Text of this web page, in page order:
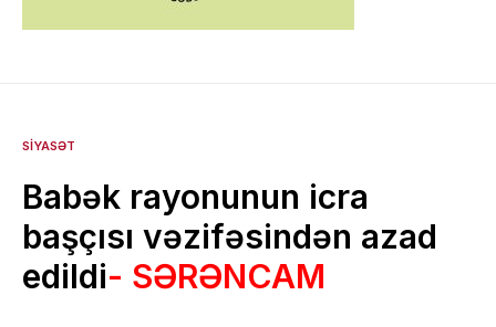
SIYASƏT
Babək rayonunun icra
başçısı vəzifəsindən azad
edildi- SƏRƏNCAM